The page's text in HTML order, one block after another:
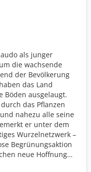
als junger
die wachsende
der Bevölkerung
das Land
Böden ausgelaugt.
das Pflanzen
nahezu alle seine
er unter dem
Wurzelnetzwerk –
Begrünungsaktion
neue Hoffnung